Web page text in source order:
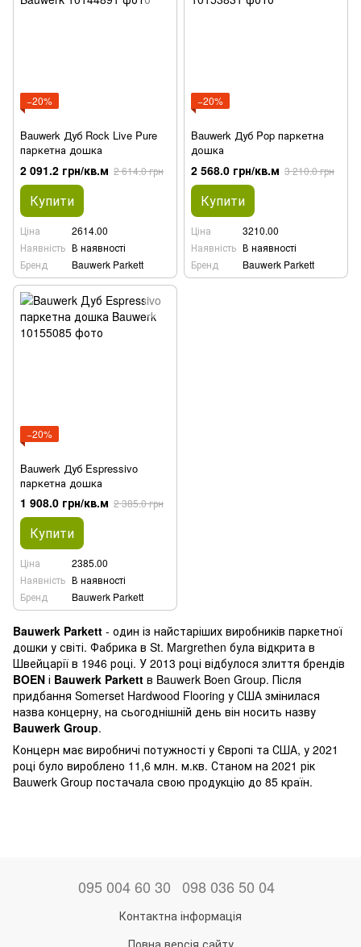
−20%
Bauwerk Дуб Rock Live Pure
паркетна дошка
2 091.2 грн/кв.м 2 614.0 грн
Купити
Ціна
2614.00
Наявність В наявності
Бренд
Bauwerk Parkett
−20%
Bauwerk Дуб Pop паркетна
дошка
2 568.0 грн/кв.м 3 210.0 грн
Купити
Ціна
3210.00
Наявність В наявності
Бренд
Bauwerk Parkett
−20%
Bauwerk Дуб Espressivo
паркетна дошка
1 908.0 грн/кв.м 2 385.0 грн
Купити
Ціна
2385.00
Наявність В наявності
Бренд
Bauwerk Parkett
Bauwerk Parkett - один із найстаріших виробників паркетної
дошки у світі. Фабрика в St. Margrethen була відкрита в
Швейцарії в 1946 році. У 2013 році відбулося злиття брендів
BOEN і Bauwerk Parkett в Bauwerk Boen Group. Після
придбання Somerset Hardwood Flooring у США змінилася
назва концерну, на сьогоднішній день він носить назву
Bauwerk Group.
Концерн має виробничі потужності у Європі та США, у 2021
році було вироблено 11,6 млн. м.кв. Станом на 2021 рік
Bauwerk Group постачала свою продукцію до 85 країн.
095 004 60 30 098 036 50 04
Контактна інформація
Повна версія сайту